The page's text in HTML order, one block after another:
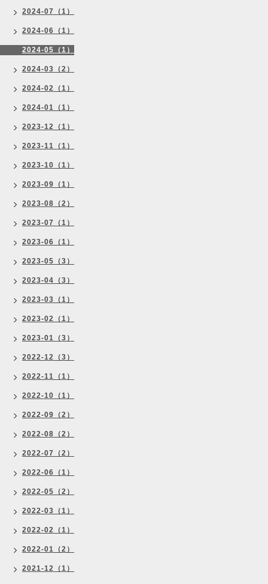
2024-07（1）
2024-06（1）
2024-05（1）
2024-03（2）
2024-02（1）
2024-01（1）
2023-12（1）
2023-11（1）
2023-10（1）
2023-09（1）
2023-08（2）
2023-07（1）
2023-06（1）
2023-05（3）
2023-04（3）
2023-03（1）
2023-02（1）
2023-01（3）
2022-12（3）
2022-11（1）
2022-10（1）
2022-09（2）
2022-08（2）
2022-07（2）
2022-06（1）
2022-05（2）
2022-03（1）
2022-02（1）
2022-01（2）
2021-12（1）